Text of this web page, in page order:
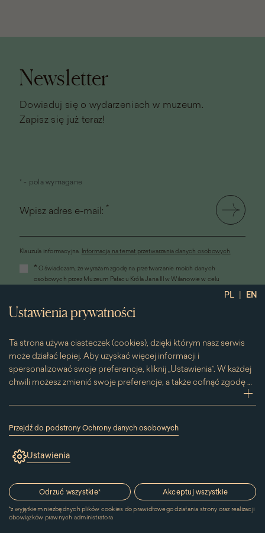
PL | EN
Ustawienia prywatności
Ta strona używa ciasteczek (cookies), dzięki którym nasz serwis
może działać lepiej. Aby uzyskać więcej informacji i
spersonalizować swoje preferencje, kliknij „Ustawienia”. W każdej
chwili możesz zmienić swoje preferencje, a także cofnąć zgodę na
używanie plików cookie. Możesz to zrobić, klikając na podstronę
„Cookies” znajdującą się w stopce.
Przesuwając suwak w prawą stronę aktywujesz zgodę na
konkretne ciasteczko. Przesuwając suwak w lewą stronę
wyłączasz taką zgodę.
Przejdź do podstrony Ochrony danych osobowych
(link
się
oknie)
Ustawienia
Odrzuć wszystkie*
*z wyjątkiem niezbędnych plików cookies do prawidłowego działania strony oraz realizacji
obowiązków prawnych administratora
Akceptuj wszystkie
Stopka
Newsletter
Dowiaduj się o wydarzeniach w muzeum.
Zapisz się już teraz!
* - pola wymagane
Wpisz adres e-mail: *
Klauzula informacyjna. Informacja na temat przetwarzania danych osobowych
otworzy
się
oknie)
* Oświadczam, że wyrażam zgodę na przetwarzanie moich danych
osobowych przez Muzeum Pałacu Króla Jana III w Wilanowie w celu
Wilanowie informacji handlowych drogą elektroniczną, w tym z
Kontakt
MUZEUM PAŁACU